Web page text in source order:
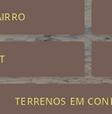
TERRENOS EM